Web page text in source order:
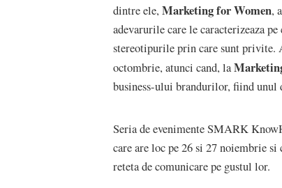
dintre ele, Marketing for Women,
adevarurile care le caracterizeaza
stereotipurile prin care sunt privite.
octombrie, atunci cand, la
business-ului brandurilor, fiind unul
Seria de evenimente SMARK
care are loc pe 26 si 27 noiembrie
reteta de comunicare pe gustul lor.